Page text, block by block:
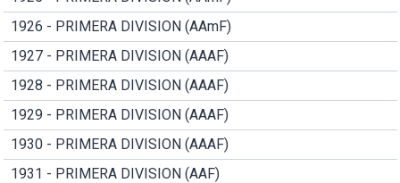
1926 - PRIMERA DIVISION (AAmF)
1927 - PRIMERA DIVISION (AAAF)
1928 - PRIMERA DIVISION (AAAF)
1929 - PRIMERA DIVISION (AAAF)
1930 - PRIMERA DIVISION (AAAF)
1931 - PRIMERA DIVISION (AAF)